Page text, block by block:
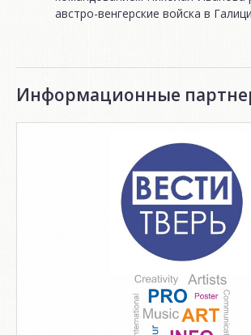
австро-венгерские войска в
Информационные